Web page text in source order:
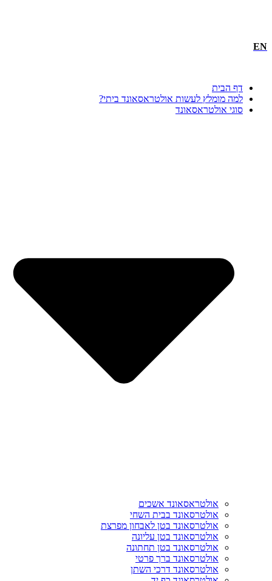
EN
דף הבית
למה מומלץ לעשות אולטראסאונד ביתי?
סוגי אולטראסאונד
אולטראסאונד אשכים
אולטרסאונד בבית השחי
אולטרסאונד בטן לאבחון מפרצת
אולטרסאונד בטן עליונה
אולטרסאונד בטן תחתונה
אולטרסאונד ברך פרטי
אולטרסאונד דרכי השתן